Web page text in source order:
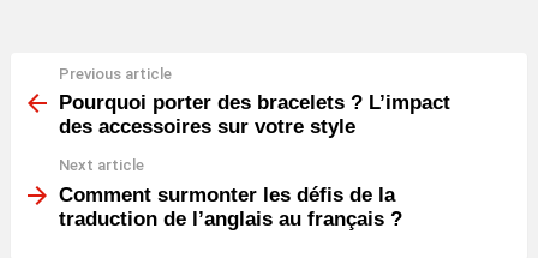
more
Previous article
Pourquoi porter des bracelets ? L’impact
des accessoires sur votre style
Next article
Comment surmonter les défis de la
traduction de l’anglais au français ?